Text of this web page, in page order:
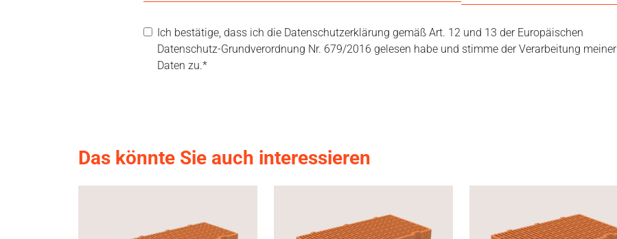
Ich bestätige, dass ich die Datenschutzerklärung gemäß Art. 12 und 13 der Europäischen
Datenschutz-Grundverordnung Nr. 679/2016 gelesen habe und stimme der Verarbeitung meiner
Daten zu.*
Das könnte Sie auch interessieren